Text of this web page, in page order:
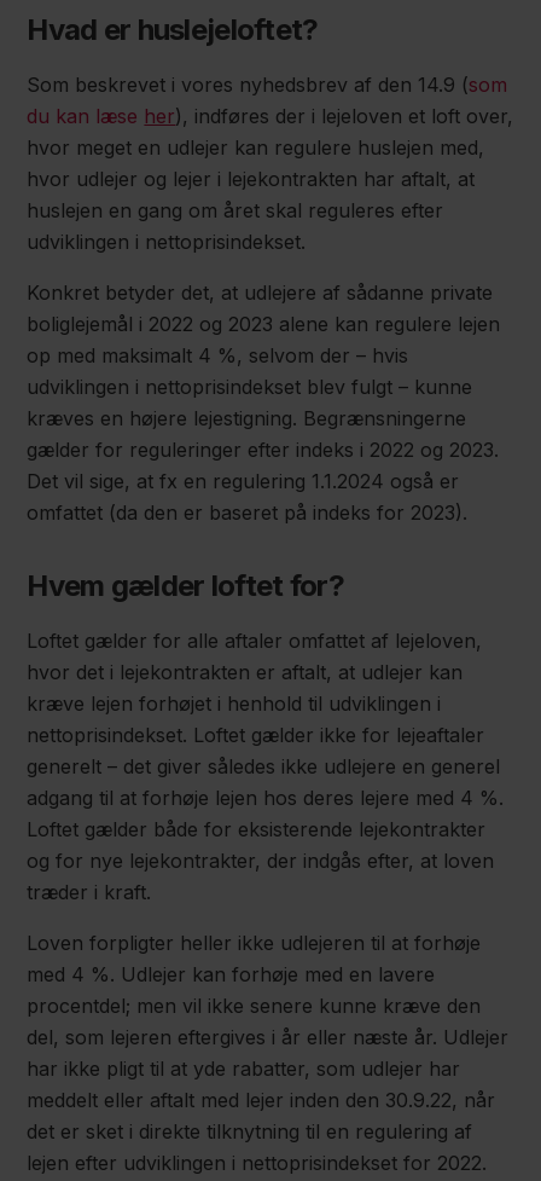
Hvad er huslejeloftet?
Som beskrevet i vores nyhedsbrev af den 14.9 (som
du kan læse her), indføres der i lejeloven et loft over,
hvor meget en udlejer kan regulere huslejen med,
hvor udlejer og lejer i lejekontrakten har aftalt, at
huslejen en gang om året skal reguleres efter
udviklingen i nettoprisindekset.
Konkret betyder det, at udlejere af sådanne private
boliglejemål i 2022 og 2023 alene kan regulere lejen
op med maksimalt 4 %, selvom der – hvis
udviklingen i nettoprisindekset blev fulgt – kunne
kræves en højere lejestigning. Begrænsningerne
gælder for reguleringer efter indeks i 2022 og 2023.
Det vil sige, at fx en regulering 1.1.2024 også er
omfattet (da den er baseret på indeks for 2023).
Hvem gælder loftet for?
Loftet gælder for alle aftaler omfattet af lejeloven,
hvor det i lejekontrakten er aftalt, at udlejer kan
kræve lejen forhøjet i henhold til udviklingen i
nettoprisindekset. Loftet gælder ikke for lejeaftaler
generelt – det giver således ikke udlejere en generel
adgang til at forhøje lejen hos deres lejere med 4 %.
Loftet gælder både for eksisterende lejekontrakter
og for nye lejekontrakter, der indgås efter, at loven
træder i kraft.
Loven forpligter heller ikke udlejeren til at forhøje
med 4 %. Udlejer kan forhøje med en lavere
procentdel; men vil ikke senere kunne kræve den
del, som lejeren eftergives i år eller næste år. Udlejer
har ikke pligt til at yde rabatter, som udlejer har
meddelt eller aftalt med lejer inden den 30.9.22, når
det er sket i direkte tilknytning til en regulering af
lejen efter udviklingen i nettoprisindekset for 2022.